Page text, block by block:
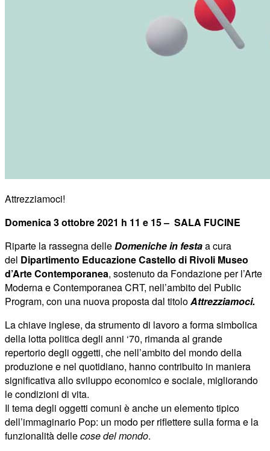
Attrezziamoci!
Domenica 3 ottobre 2021 h 11 e 15 – SALA FUCINE
Riparte la rassegna delleDomeniche in festaa cura
del Dipartimento Educazione Castello di Rivoli Museo
d’Arte Contemporanea, sostenuto da Fondazione per l’Arte
Moderna e Contemporanea CRT, nell’ambito del Public
Program, con una nuova proposta dal titoloAttrezziamoci.
La chiave inglese, da strumento di lavoro a forma simbolica
della lotta politica degli anni ‘70, rimanda al grande
repertorio degli oggetti, che nell’ambito del mondo della
produzione e nel quotidiano, hanno contribuito in maniera
significativa allo sviluppo economico e sociale, migliorando
le condizioni di vita.
Il tema degli oggetti comuni è anche un elemento tipico
dell’immaginario Pop: un modo per riflettere sulla forma e la
funzionalità dellecosedel mondo.